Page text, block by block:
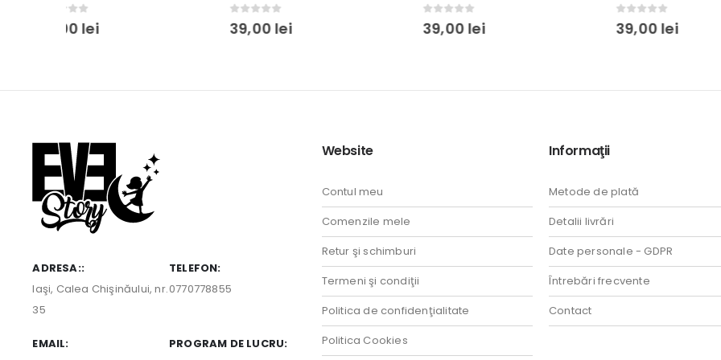
out of 5
39,00 out of 5
39,00 out of 5
39,00 out of 5
39,00
ADRESA::
Iaşi, Calea Chişinăului, nr.
35
TELEFON:
0770778855
EMAIL:
PROGRAM DE LUCRU:
Website
Contul meu
Comenzile mele
Retur şi schimburi
Termeni şi condiţii
Politica de confidenţialitate
Politica Cookies
Informaţii
Metode de plată
Detalii livrări
Date personale - GDPR
Întrebări frecvente
Contact